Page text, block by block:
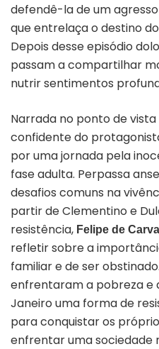
defendê-la de um
que entrelaça o destino
Depois desse episódio
passam a compartilhar
nutrir sentimentos
Narrada no ponto de
confidente do
por uma jornada pela
fase adulta. Perpassa
desafios comuns na
partir de Clementino e
resistência, Felipe de
refletir sobre a
familiar e de ser
enfrentaram a pobreza e
Janeiro uma forma de
para conquistar os
enfrentar uma sociedade